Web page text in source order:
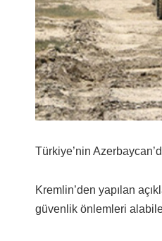
Türkiye’nin
Kremlin’den yapılan
güvenlik önlemleri